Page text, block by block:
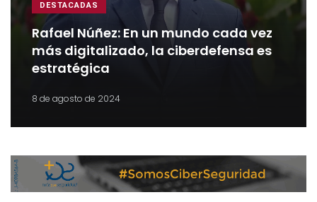
DESTACADAS
Rafael Núñez: En un mundo cada vez
más digitalizado, la ciberdefensa es
estratégica
8 de agosto de 2024